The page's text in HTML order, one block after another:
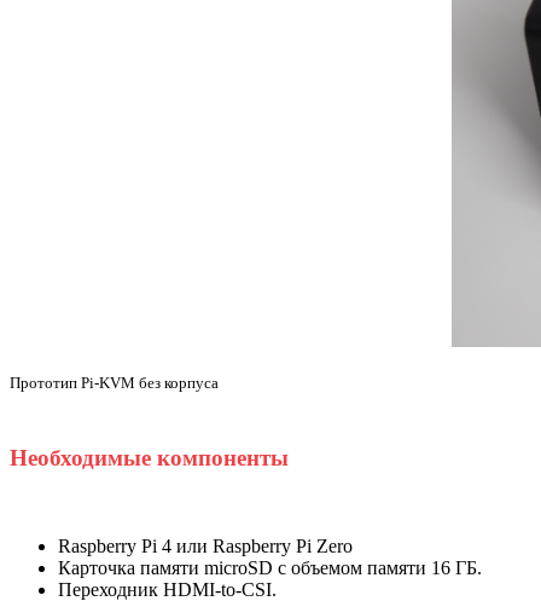
Прототип Pi-KVM без корпуса
Необходимые компоненты
Raspberry Pi 4 или Raspberry Pi Zero
Карточка памяти microSD с объемом памяти 16 ГБ.
Переходник HDMI-to-CSI.